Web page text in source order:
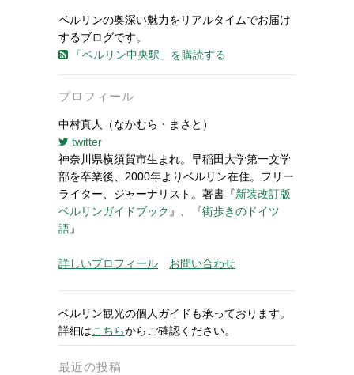
ベルリンの奥深い魅力をリアルタイムでお届け
するブログです。
「ベルリン中央駅」を購読する
プロフィール
中村真人（なかむら・まさと）
twitter
神奈川県横須賀市生まれ。早稲田大学第一文学
部を卒業後、2000年よりベルリン在住。フリー
ライター、ジャーナリスト。著書『新装改訂版
ベルリンガイドブック 』、『街歩きのドイツ
語』
詳しいプロフィール お問い合わせ
ベルリン観光の個人ガイドも承っております。
詳細はこちらからご確認ください。
最近の投稿